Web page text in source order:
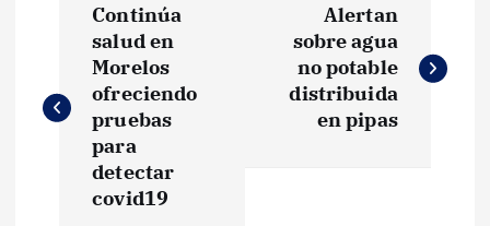
v
Continúa
salud en
Morelos
ofreciendo
pruebas
para
detectar
covid19
Alertan
sobre agua
no potable
distribuida
en pipas